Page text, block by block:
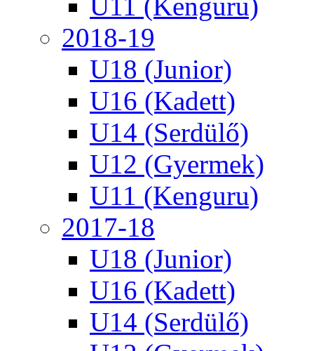
2018-19
U18 (Junior)
U16 (Kadett)
U14 (Serdülő)
U12 (Gyermek)
U11 (Kenguru)
2017-18
U18 (Junior)
U16 (Kadett)
U14 (Serdülő)